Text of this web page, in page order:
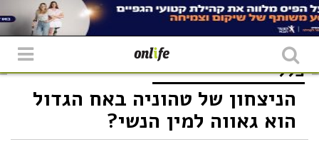
כללי
הניצחון של טהוניה באח הגדול
הוא גאווה למין הנשי?